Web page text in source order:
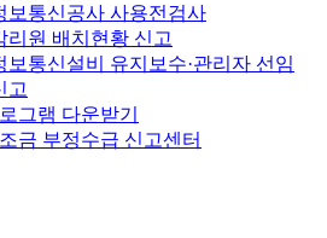
보통신공사 사용전검사
리원 배치현황 신고
보통신설비 유지보수·관리자 선임
고
그램 다운받기
금 부정수급 신고센터